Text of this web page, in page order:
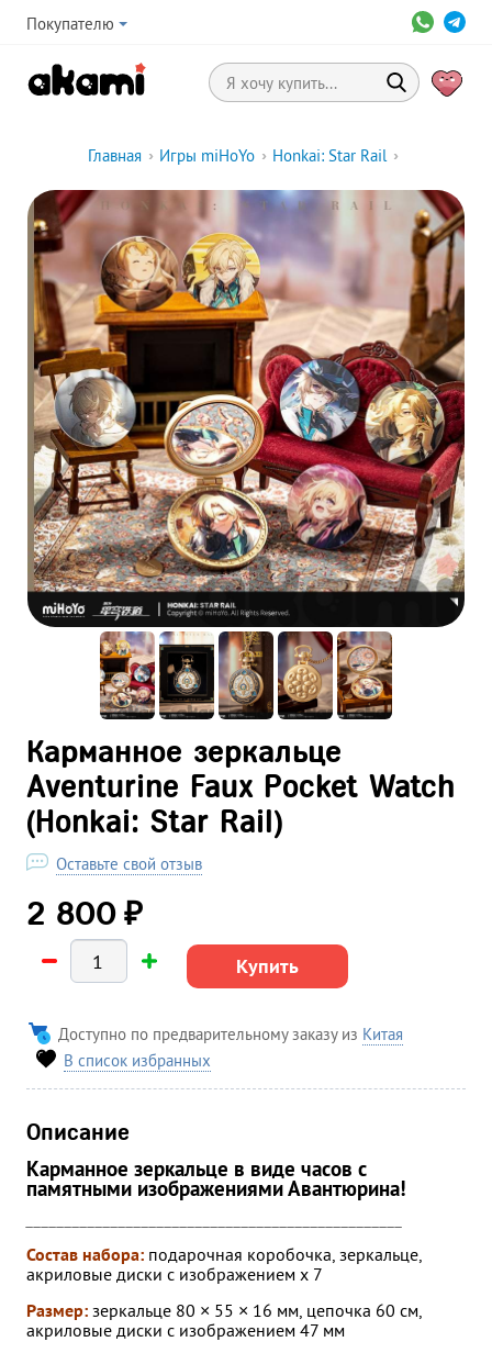
Покупателю
Главная › Игры miHoYo › Honkai: Star Rail ›
Карманное зеркальце
Aventurine Faux Pocket Watch
(Honkai: Star Rail)
Оставьте свой отзыв
2 800 ₽
Купить
Доступно по предварительному заказу из Китая
В список избранных
Описание
Карманное зеркальце в виде часов с
памятными изображениями Авантюрина!
Состав набора: подарочная коробочка, зеркальце,
акриловые диски с изображением х 7
Размер: зеркальце 80 × 55 × 16 мм, цепочка 60 см,
акриловые диски с изображением 47 мм